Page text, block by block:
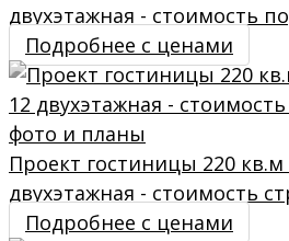
двухэтажная - стоимость
Подробнее с ценами
Проект гостиницы 220
двухэтажная - стоимость
Подробнее с ценами